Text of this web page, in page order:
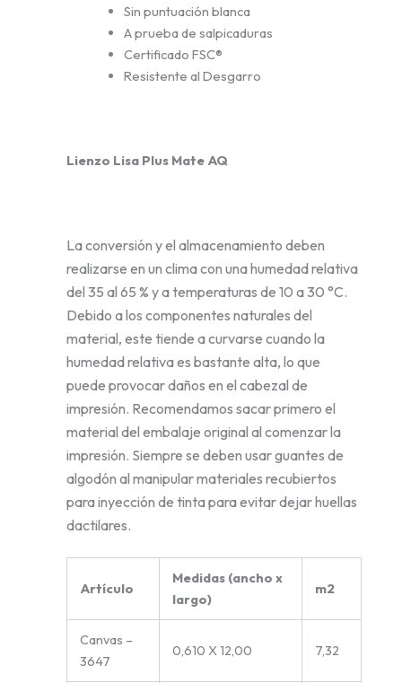
Sin puntuación blanca
A prueba de salpicaduras
Certificado FSC®
Resistente al Desgarro
Lienzo Lisa Plus Mate AQ
La conversión y el almacenamiento deben
realizarse en un clima con una humedad relativa
del 35 al 65 % y a temperaturas de 10 a 30 °C.
Debido a los componentes naturales del
material, este tiende a curvarse cuando la
humedad relativa es bastante alta, lo que
puede provocar daños en el cabezal de
impresión. Recomendamos sacar primero el
material del embalaje original al comenzar la
impresión. Siempre se deben usar guantes de
algodón al manipular materiales recubiertos
para inyección de tinta para evitar dejar huellas
dactilares.
Artículo
Medidas (ancho x
largo)
m2
Canvas –
3647
0,610 X 12,00 7,32